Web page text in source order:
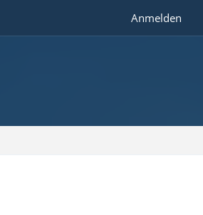
Anmelden